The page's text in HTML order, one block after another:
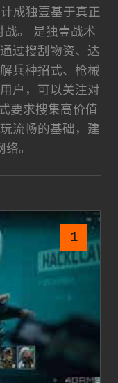
成独壹基于真正
战。 是独壹战术
过搜刮物资、达
兵种招式、枪械
户，可以关注对
要求搜集高价值
流畅的基础，建
。
1